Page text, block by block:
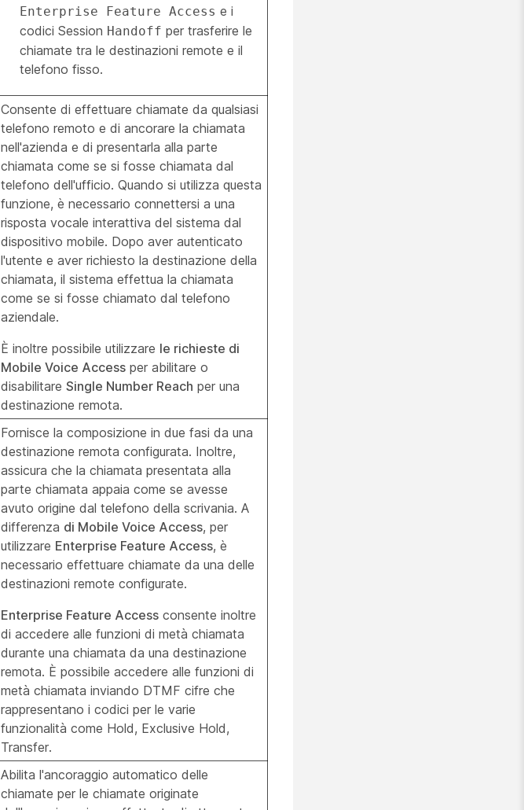
Enterprise Feature Access e i
codici Session Handoff per trasferire le
chiamate tra le destinazioni remote e il
telefono fisso.
Consente di effettuare chiamate da qualsiasi
telefono remoto e di ancorare la chiamata
nell'azienda e di presentarla alla parte
chiamata come se si fosse chiamata dal
telefono dell'ufficio. Quando si utilizza questa
funzione, è necessario connettersi a una
risposta vocale interattiva del sistema dal
dispositivo mobile. Dopo aver autenticato
l'utente e aver richiesto la destinazione della
chiamata, il sistema effettua la chiamata
come se si fosse chiamato dal telefono
aziendale.
È inoltre possibile utilizzare le richieste di
Mobile Voice Access per abilitare o
disabilitare Single Number Reach per una
destinazione remota.
Fornisce la composizione in due fasi da una
destinazione remota configurata. Inoltre,
assicura che la chiamata presentata alla
parte chiamata appaia come se avesse
avuto origine dal telefono della scrivania. A
differenza di Mobile Voice Access, per
utilizzare Enterprise Feature Access, è
necessario effettuare chiamate da una delle
destinazioni remote configurate.
Enterprise Feature Access consente inoltre
di accedere alle funzioni di metà chiamata
durante una chiamata da una destinazione
remota. È possibile accedere alle funzioni di
metà chiamata inviando DTMF cifre che
rappresentano i codici per le varie
funzionalità come Hold, Exclusive Hold,
Transfer.
Abilita l'ancoraggio automatico delle
chiamate per le chiamate originate